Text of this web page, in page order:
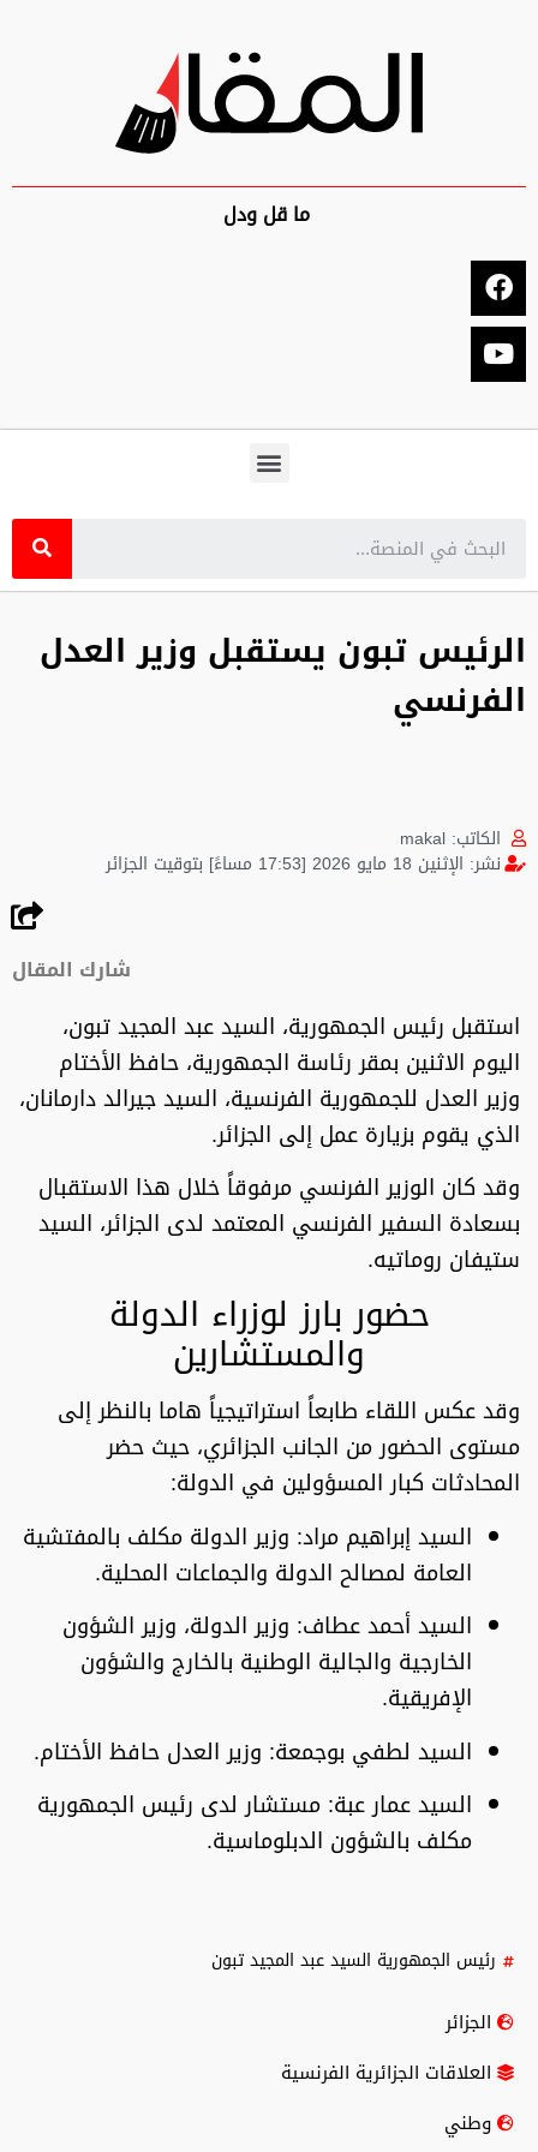
ما قل ودل
الرئيس تبون يستقبل وزير العدل
الفرنسي
الكاتب: makal
نشر: الإثنين 18 مايو 2026 [17:53 مساءً] بتوقيت الجزائر
شارك المقال
استقبل رئيس الجمهورية، السيد عبد المجيد تبون،
اليوم الاثنين بمقر رئاسة الجمهورية، حافظ الأختام
وزير العدل للجمهورية الفرنسية، السيد جيرالد دارمانان،
الذي يقوم بزيارة عمل إلى الجزائر.
وقد كان الوزير الفرنسي مرفوقاً خلال هذا الاستقبال
بسعادة السفير الفرنسي المعتمد لدى الجزائر، السيد
ستيفان روماتيه.
حضور بارز لوزراء الدولة
والمستشارين
وقد عكس اللقاء طابعاً استراتيجياً هاما بالنظر إلى
مستوى الحضور من الجانب الجزائري، حيث حضر
المحادثات كبار المسؤولين في الدولة:
السيد إبراهيم مراد: وزير الدولة مكلف بالمفتشية
العامة لمصالح الدولة والجماعات المحلية.
السيد أحمد عطاف: وزير الدولة، وزير الشؤون
الخارجية والجالية الوطنية بالخارج والشؤون
الإفريقية.
السيد لطفي بوجمعة: وزير العدل حافظ الأختام.
السيد عمار عبة: مستشار لدى رئيس الجمهورية
مكلف بالشؤون الدبلوماسية.
رئيس الجمهورية السيد عبد المجيد تبون
الجزائر
العلاقات الجزائرية الفرنسية
وطني